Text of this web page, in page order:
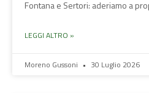
Fontana e Sertori: aderiamo a
LEGGI ALTRO »
Moreno Gussoni 30 Luglio 2026